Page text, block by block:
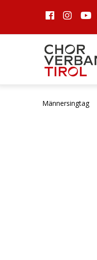
Männersingtag